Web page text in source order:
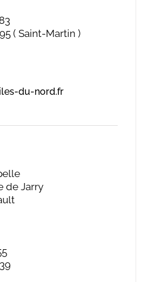
( Saint-Martin )
du-nord.fr
de Jarry